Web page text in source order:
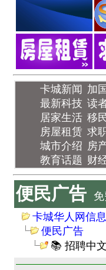
卡城新闻 加
最新科技 读
居家生活 移
房屋租赁 求
城市介绍 房
教育话题 财
便民广告
卡城华人网信
便民广告
📚 招聘中